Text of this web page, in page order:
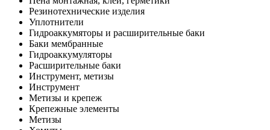
Резинотехнические изделия
Уплотнители
Гидроаккумяторы и расширительные баки
Баки мембранные
Гидроаккумуляторы
Расширительные баки
Инструмент, метизы
Инструмент
Метизы и крепеж
Крепежные элементы
Метизы